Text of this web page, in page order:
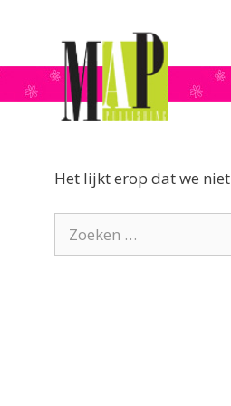
Het lijkt erop dat we
naar: